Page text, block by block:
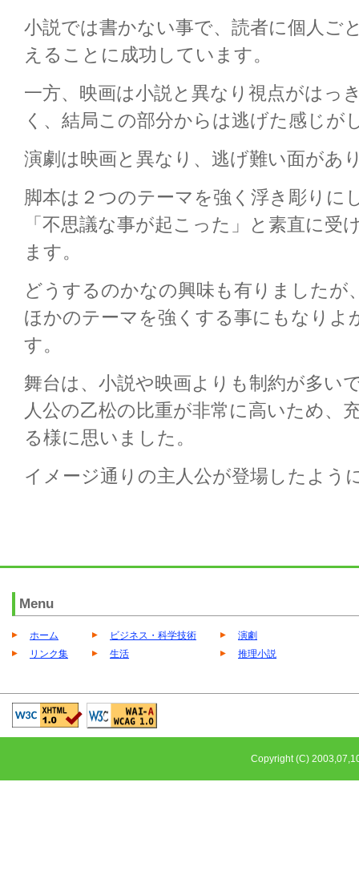
小説では書かない事で、読者に個人ご
えることに成功しています。
一方、映画は小説と異なり視点がはっ
く、結局この部分からは逃げた感じが
演劇は映画と異なり、逃げ難い面があ
脚本は２つのテーマを強く浮き彫りに
「不思議な事が起こった」と素直に受
ます。
どうするのかなの興味も有りましたが
ほかのテーマを強くする事にもなりよ
す。
舞台は、小説や映画よりも制約が多い
人公の乙松の比重が非常に高いため、
る様に思いました。
イメージ通りの主人公が登場したよう
Menu
ホーム
リンク集
ビジネス・科学技術
生活
演劇
推理小説
Copyright (C)